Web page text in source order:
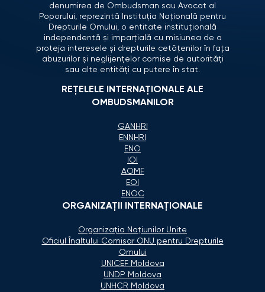
denumirea de Ombudsman sau Avocat al
Poporului, reprezintă Instituția Națională pentru
Drepturile Omului, o entitate instituțională
independentă și imparțială cu misiunea de a
proteja interesele și drepturile cetățenilor în fața
abuzurilor și neglijențelor comise de autorități
sau alte entități cu putere în stat.
REȚELELE INTERNAȚIONALE ALE
OMBUDSMANILOR
GANHRI
ENNHRI
ENO
IOI
AOMF
EOI
ENOC
ORGANIZAŢII INTERNAŢIONALE
Organizaţia Naţiunilor Unite
Oficiul Înaltului Comisar ONU pentru Drepturile
Omului
UNICEF Moldova
UNDP Moldova
UNHCR Moldova